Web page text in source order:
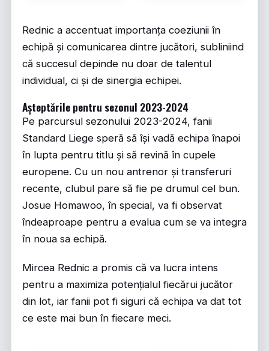
Rednic a accentuat importanța coeziunii în
echipă și comunicarea dintre jucători, subliniind
că succesul depinde nu doar de talentul
individual, ci și de sinergia echipei.
Așteptările pentru sezonul 2023-2024
Pe parcursul sezonului 2023-2024, fanii
Standard Liege speră să își vadă echipa înapoi
în lupta pentru titlu și să revină în cupele
europene. Cu un nou antrenor și transferuri
recente, clubul pare să fie pe drumul cel bun.
Josue Homawoo, în special, va fi observat
îndeaproape pentru a evalua cum se va integra
în noua sa echipă.
Mircea Rednic a promis că va lucra intens
pentru a maximiza potențialul fiecărui jucător
din lot, iar fanii pot fi siguri că echipa va dat tot
ce este mai bun în fiecare meci.